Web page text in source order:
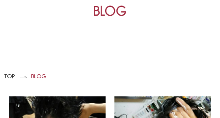
小竹向原店
VOICE
BLOG
TOP BLOG